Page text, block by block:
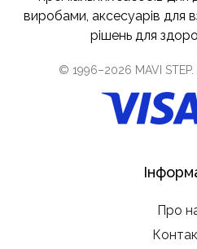
виробами, аксесуарів для
рішень для
© 1996–2026 MAVI STEP.
Про